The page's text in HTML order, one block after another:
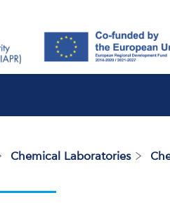
Chemical Laboratories